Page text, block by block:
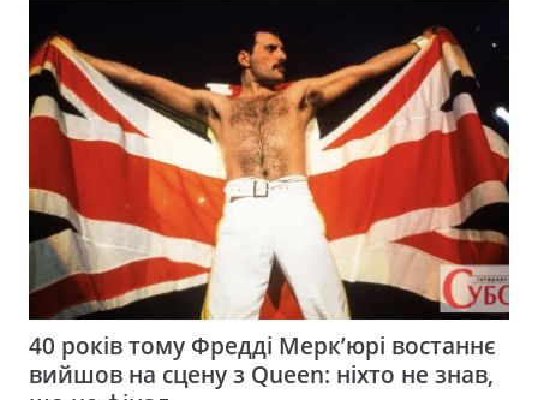
40 років тому Фредді Мерк’юрі востаннє
вийшов на сцену з Queen: ніхто не знав,